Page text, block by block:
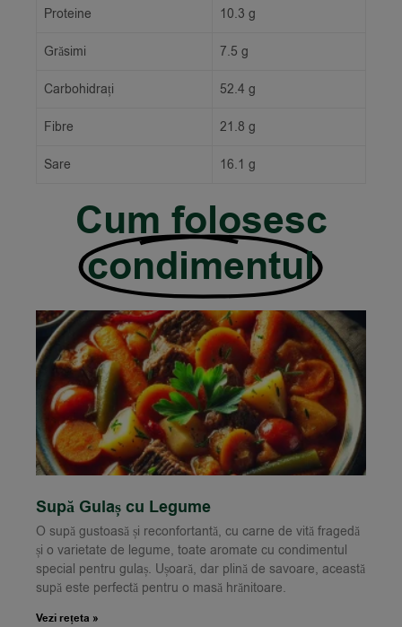
Proteine 10.3 g
Grăsimi 7.5 g
Carbohidrați 52.4 g
Fibre 21.8 g
Sare 16.1 g
Cum folosesc
condimentul
Supă Gulaș cu Legume
O supă gustoasă și reconfortantă, cu carne de vită fragedă
și o varietate de legume, toate aromate cu condimentul
special pentru gulaș. Ușoară, dar plină de savoare, această
supă este perfectă pentru o masă hrănitoare.
Vezi rețeta »